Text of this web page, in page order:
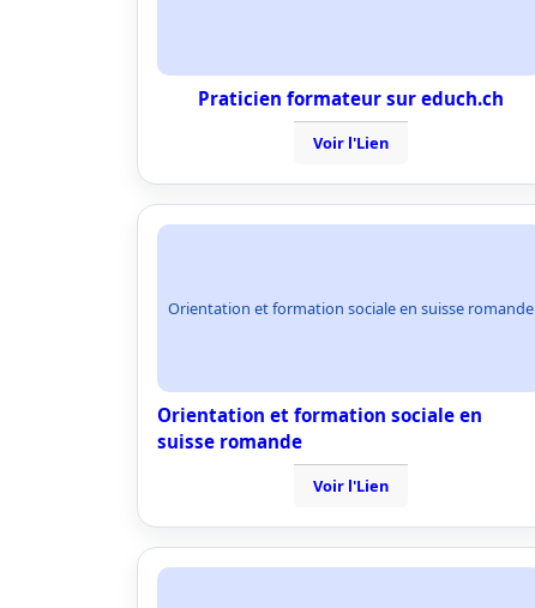
Praticien formateur sur educh.ch
Voir l'Lien
Orientation et formation sociale en suisse romande
Orientation et formation sociale en
suisse romande
Voir l'Lien